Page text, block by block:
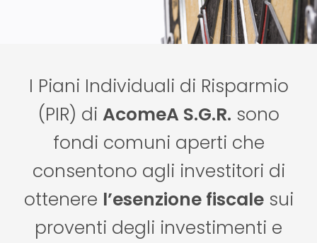
I Piani Individuali di Risparmio
(PIR) di AcomeA S.G.R. sono
fondi comuni aperti che
consentono agli investitori di
ottenere l’esenzione fiscalesui
proventi degli investimenti e